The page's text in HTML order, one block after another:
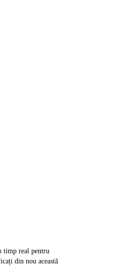
timp real pentru
din nou această